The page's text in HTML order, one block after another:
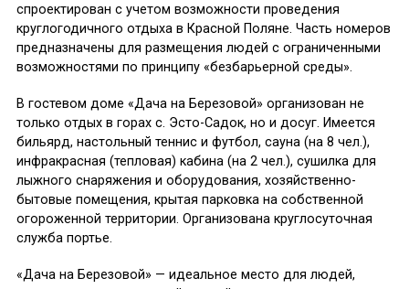
спроектирован с учетом возможности проведения
круглогодичного отдыха в Красной Поляне. Часть номеров
предназначены для размещения людей с ограниченными
возможностями по принципу «безбарьерной среды».
В гостевом доме «Дача на Березовой» организован не
только отдых в горах с. Эсто-Садок, но и досуг. Имеется
бильярд, настольный теннис и футбол, сауна (на 8 чел.),
инфракрасная (тепловая) кабина (на 2 чел.), сушилка для
лыжного снаряжения и оборудования, хозяйственно-
бытовые помещения, крытая парковка на собственной
огороженной территории. Организована круглосуточная
служба портье.
«Дача на Березовой» — идеальное место для людей,